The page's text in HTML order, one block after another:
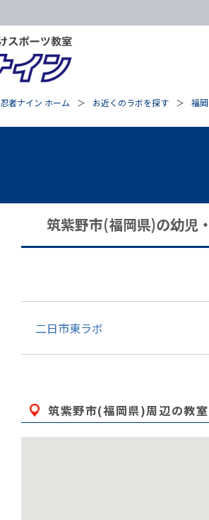
忍者ナイン ホーム お近くのラボを探す 福
筑紫野市(福岡県)の幼児
二日市東ラボ
筑紫野市(福岡県)周辺の教